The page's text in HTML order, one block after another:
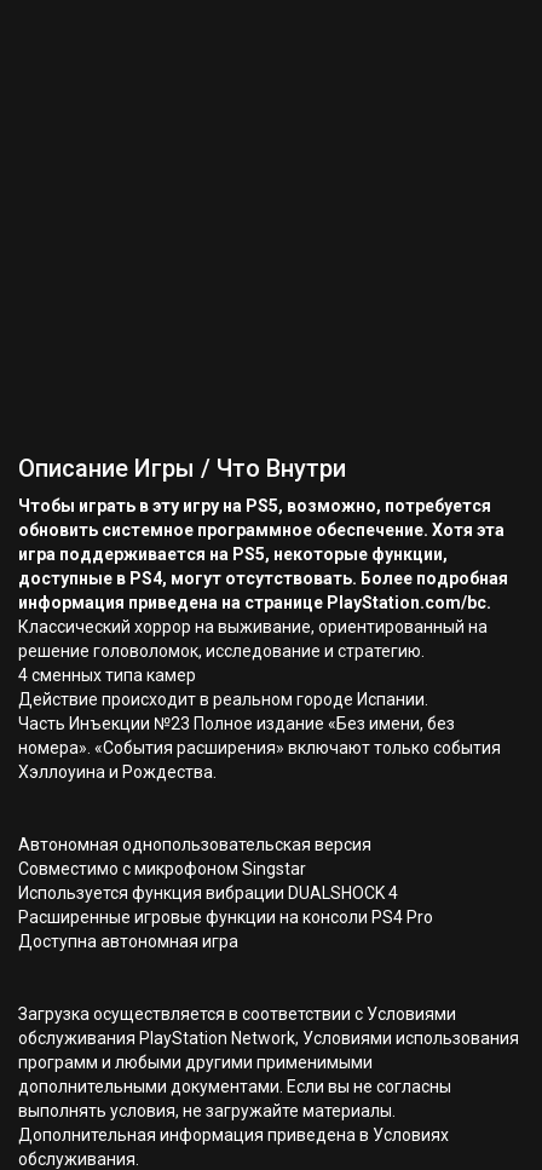
Описание Игры / Что Внутри
Чтобы играть в эту игру на PS5, возможно, потребуется
обновить системное программное обеспечение. Хотя эта
игра поддерживается на PS5, некоторые функции,
доступные в PS4, могут отсутствовать. Более подробная
информация приведена на странице PlayStation.com/bc.
Классический хоррор на выживание, ориентированный на
решение головоломок, исследование и стратегию.
4 сменных типа камер
Действие происходит в реальном городе Испании.
Часть Инъекции №23 Полное издание «Без имени, без
номера». «События расширения» включают только события
Хэллоуина и Рождества.
Автономная однопользовательская версия
Совместимо с микрофоном Singstar
Используется функция вибрации DUALSHOCK 4
Расширенные игровые функции на консоли PS4 Pro
Доступна автономная игра
Загрузка осуществляется в соответствии с Условиями
обслуживания PlayStation Network, Условиями использования
программ и любыми другими применимыми
дополнительными документами. Если вы не согласны
выполнять условия, не загружайте материалы.
Дополнительная информация приведена в Условиях
обслуживания.